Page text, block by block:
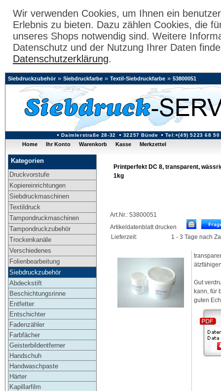
Wir verwenden Cookies, um Ihnen ein
Erlebnis zu bieten. Dazu zählen Cookies, die
unseres Shops notwendig sind. Weitere
Datenschutz und der Nutzung Ihrer Daten
Datenschutzerklärung.
Daimlerstraße 28-32 32257 Bünde Tel:+(49) 5223 68 50
Siebdruckzubehör» Siebdruckfarbe » Textil-Siebdruckfarbe » 53800051
Home Ihr Konto Warenkorb Kasse Merkzettel
Kategorien
Druckvorstufe
Kopiereinrichtungen
Siebdruckmaschinen
Textildruck
Tampondruckmaschinen
Tampondruckzubehör
Trockenkanäle
Verschiedenes
Folienbearbeitung
Siebdruckzubehör
Abdeckstift
Beschichtungsrinne
Entfetter
Entschichter
Fadenzähler
Farbfächer
Geisterbildentferner
Handschuh
Handwaschpaste
Härter
Kapillarfilm
Printperfekt DC 8, transparent,
1kg
Art.Nr.: 53800051
Artikeldatenblatt drucken
Lieferzeit:
1 - 3 Tage nach
Gut
kann, für
guten